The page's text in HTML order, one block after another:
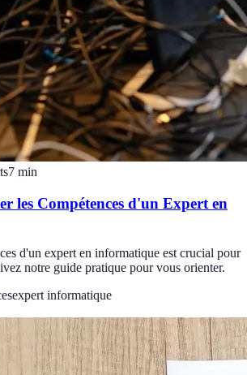
7 min
les Compétences d'un Expert en
d'un expert en informatique est crucial pour
notre guide pratique pour vous orienter.
expert informatique